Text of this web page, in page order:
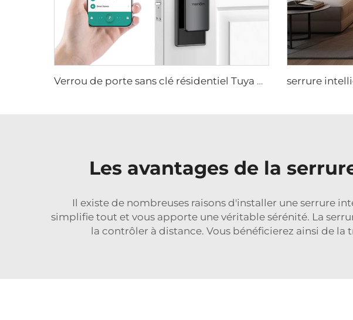
Verrou de porte sans clé résidentiel Tuya Wi-Fi biométrique reconnaissance d'empreintes digitales et faciale Tenon A5
Les avantages de la
Il existe de nombreuses raisons d'installer une serrure
simplifie tout et vous apporte une véritable sérénité. La
la contrôler à distance. Vous bénéficierez ainsi de